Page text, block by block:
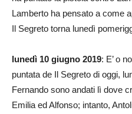
Lamberto ha pensato a come
Il Segreto torna lunedì
lunedì 10 giugno 2019: E’ o
puntata de Il Segreto di oggi,
Fernando sono andati lì dove
Emilia ed Alfonso; intanto,